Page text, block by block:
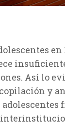
Así lo
y